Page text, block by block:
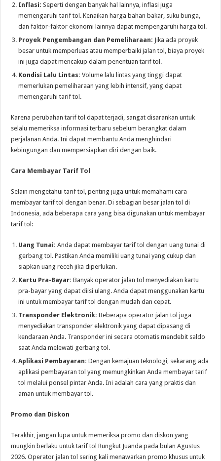
Inflasi: Seperti dengan banyak hal lainnya, inflasi juga
memengaruhi tarif tol. Kenaikan harga bahan bakar, suku bunga,
dan faktor-faktor ekonomi lainnya dapat mempengaruhi harga tol.
Proyek Pengembangan dan Pemeliharaan: Jika ada proyek
besar untuk memperluas atau memperbaiki jalan tol, biaya proyek
ini juga dapat mencakup dalam penentuan tarif tol.
Kondisi Lalu Lintas: Volume lalu lintas yang tinggi dapat
memerlukan pemeliharaan yang lebih intensif, yang dapat
memengaruhi tarif tol.
Karena perubahan tarif tol dapat terjadi, sangat disarankan untuk
selalu memeriksa informasi terbaru sebelum berangkat dalam
perjalanan Anda. Ini dapat membantu Anda menghindari
kebingungan dan mempersiapkan diri dengan baik.
Cara Membayar Tarif Tol
Selain mengetahui tarif tol, penting juga untuk memahami cara
membayar tarif tol dengan benar. Di sebagian besar jalan tol di
Indonesia, ada beberapa cara yang bisa digunakan untuk membayar
tarif tol:
Uang Tunai: Anda dapat membayar tarif tol dengan uang tunai di
gerbang tol. Pastikan Anda memiliki uang tunai yang cukup dan
siapkan uang receh jika diperlukan.
Kartu Pra-Bayar: Banyak operator jalan tol menyediakan kartu
pra-bayar yang dapat diisi ulang. Anda dapat menggunakan kartu
ini untuk membayar tarif tol dengan mudah dan cepat.
Transponder Elektronik: Beberapa operator jalan tol juga
menyediakan transponder elektronik yang dapat dipasang di
kendaraan Anda. Transponder ini secara otomatis mendebit saldo
saat Anda melewati gerbang tol.
Aplikasi Pembayaran: Dengan kemajuan teknologi, sekarang ada
aplikasi pembayaran tol yang memungkinkan Anda membayar tarif
tol melalui ponsel pintar Anda. Ini adalah cara yang praktis dan
aman untuk membayar tol.
Promo dan Diskon
Terakhir, jangan lupa untuk memeriksa promo dan diskon yang
mungkin berlaku untuk tarif tol Rungkut Juanda pada bulan Agustus
2026. Operator jalan tol sering kali menawarkan promo khusus untuk